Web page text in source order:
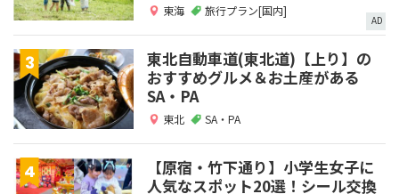
東海 旅行プラン[国内]
AD
東北自動車道(東北道)【上り】の
おすすめグルメ＆お土産がある
SA・PA
東北 SA・PA
【原宿・竹下通り】小学生女子に
人気なスポット20選！シール交換